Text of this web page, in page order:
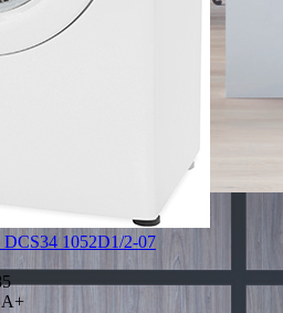
1052D1/2-07
A+